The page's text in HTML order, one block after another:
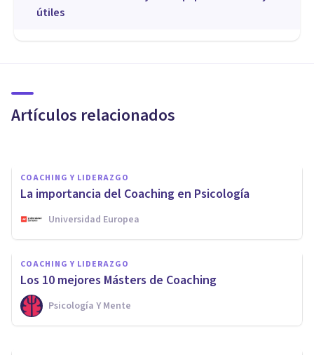
útiles
Artículos relacionados
Inteligencia Emocional para
es útil?
COACHING Y LIDERAZGO
La importancia del Coaching en Psicología
Universidad Europea
COACHING Y LIDERAZGO
​Los 10 mejores Másters de Coaching
Psicología Y Mente
5 falsas creencias sobre el
coaching
D'arte Human And Business School